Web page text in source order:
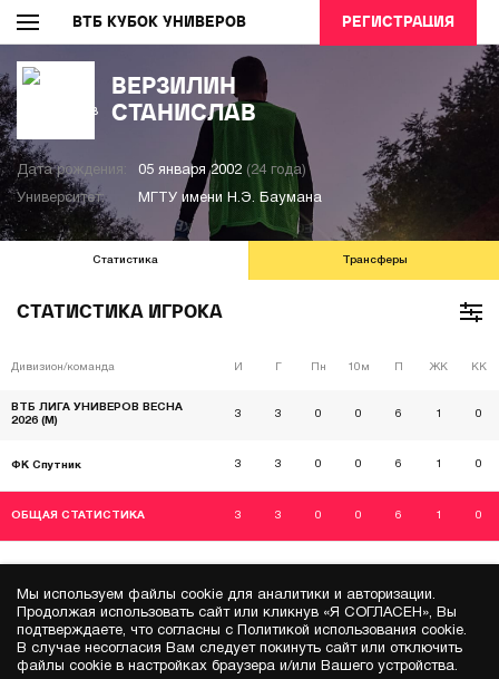
ВТБ КУБОК УНИВЕРОВ РЕГИСТРАЦИЯ
ВЕРЗИЛИН
СТАНИСЛАВ
Дата рождения: 05 января 2002 (24 года)
Университет: МГТУ имени Н.Э. Баумана
Статистика Трансферы
СТАТИСТИКА ИГРОКА
Дивизион/команда И Пн 10м ЖК КК
ВТБ ЛИГА УНИВЕРОВ ВЕСНА
2026 (М)
3 3 0 0 6 1 0
ФК Спутник 3 3 0 0 6 1 0
ОБЩАЯ СТАТИСТИКА 3 3 0 0 6 1 0
Мы используем файлы cookie для аналитики и авторизации.
Продолжая использовать сайт или кликнув «Я СОГЛАСЕН», Вы
подтверждаете, что согласны с Политикой использования cookie.
В случае несогласия Вам следует покинуть сайт или отключить
файлы cookie в настройках браузера и/или Вашего устройства.